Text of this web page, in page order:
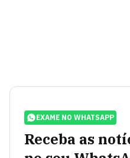
EXAME NO WHATSAPP
Receba as